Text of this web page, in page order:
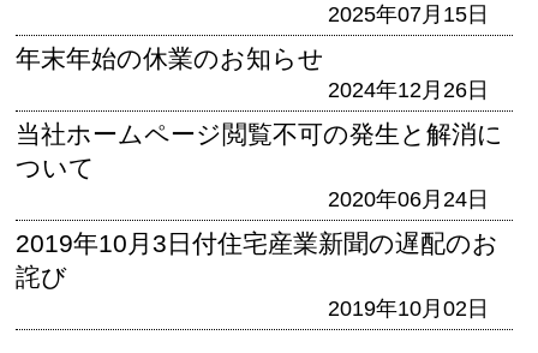
2025年07月15日
年末年始の休業のお知らせ
2024年12月26日
当社ホームページ閲覧不可の発生と解消に
ついて
2020年06月24日
2019年10月3日付住宅産業新聞の遅配のお
詫び
2019年10月02日